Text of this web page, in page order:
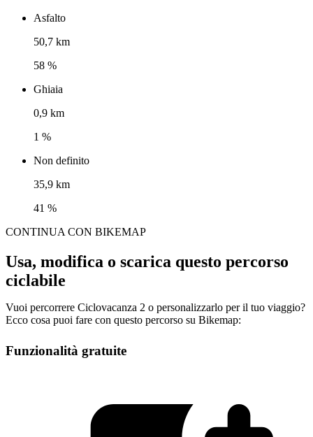
Asfalto
50,7 km
58 %
Ghiaia
0,9 km
1 %
Non definito
35,9 km
41 %
CONTINUA CON BIKEMAP
Usa, modifica o scarica questo percorso
ciclabile
Vuoi percorrere Ciclovacanza 2 o personalizzarlo per il tuo viaggio?
Ecco cosa puoi fare con questo percorso su Bikemap:
Funzionalità gratuite